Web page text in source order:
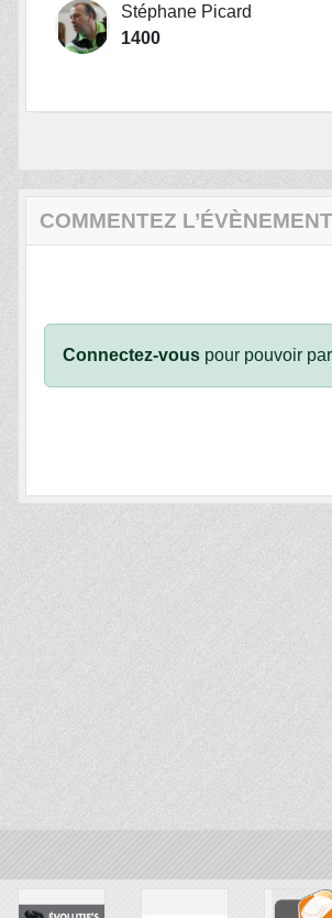
Stéphane Picard
1400
COMMENTEZ L’ÉVÈNEMENT
Connectez-vous pour pouvoir